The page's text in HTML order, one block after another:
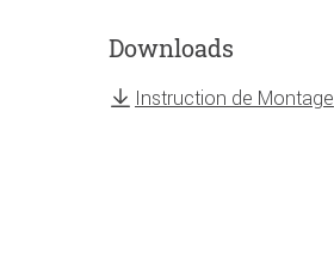
Downloads
Instruction de Montage